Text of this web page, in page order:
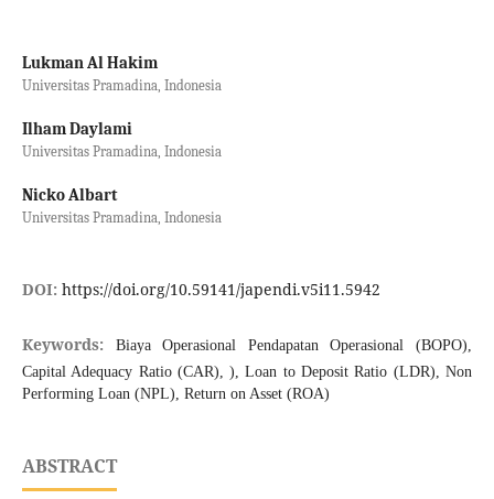
Lukman Al Hakim
Universitas Pramadina, Indonesia
Ilham Daylami
Universitas Pramadina, Indonesia
Nicko Albart
Universitas Pramadina, Indonesia
DOI: https://doi.org/10.59141/japendi.v5i11.5942
Keywords:
Biaya Operasional Pendapatan Operasional (BOPO),
Capital Adequacy Ratio (CAR), ), Loan to Deposit Ratio (LDR), Non
Performing Loan (NPL), Return on Asset (ROA)
ABSTRACT